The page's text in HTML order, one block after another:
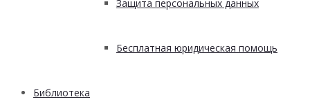
Защита персональных данных
Бесплатная юридическая помощь
Библиотека